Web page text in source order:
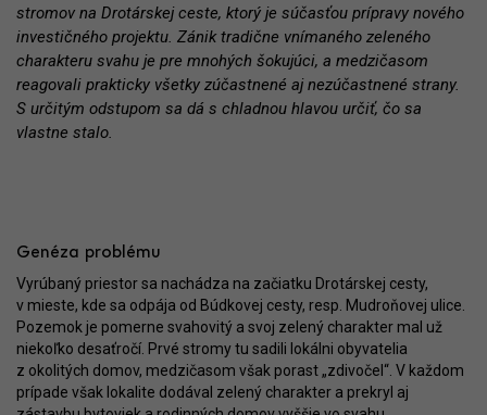
stromov na Drotárskej ceste, ktorý je súčasťou prípravy nového
investičného projektu. Zánik tradične vnímaného zeleného
charakteru svahu je pre mnohých šokujúci, a medzičasom
reagovali prakticky všetky zúčastnené aj nezúčastnené strany.
S určitým odstupom sa dá s chladnou hlavou určiť, čo sa
vlastne stalo.
Genéza problému
Vyrúbaný priestor sa nachádza na začiatku Drotárskej cesty,
v mieste, kde sa odpája od Búdkovej cesty, resp. Mudroňovej ulice.
Pozemok je pomerne svahovitý a svoj zelený charakter mal už
niekoľko desaťročí. Prvé stromy tu sadili lokálni obyvatelia
z okolitých domov, medzičasom však porast „zdivočel“. V každom
prípade však lokalite dodával zelený charakter a prekryl aj